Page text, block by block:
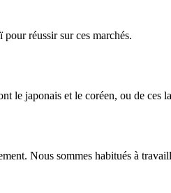
réussir sur ces marchés.
le japonais et le coréen, ou de ces
Nous sommes habitués à